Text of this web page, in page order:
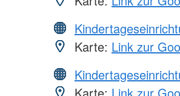
Karte: Link zur